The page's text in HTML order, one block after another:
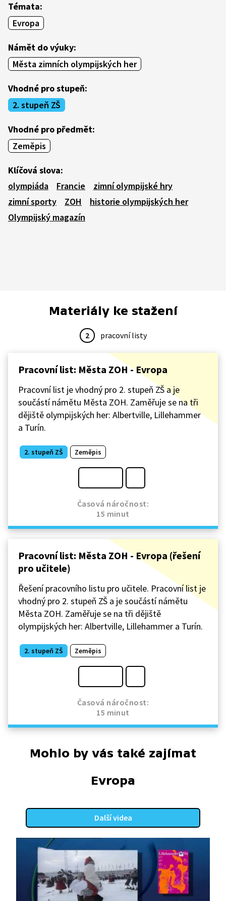
Témata:
Evropa
Námět do výuky:
Města zimních olympijských her
Vhodné pro stupeň:
2. stupeň ZŠ
Vhodné pro předmět:
Zeměpis
Klíčová slova:
olympiáda
Francie
zimní olympijské hry
zimní sporty
ZOH
historie olympijských her
Olympijský magazín
Materiály ke stažení
2 pracovní listy
Pracovní list: Města ZOH - Evropa
Pracovní list je vhodný pro 2. stupeň ZŠ a je
součástí námětu Města ZOH. Zaměřuje se na tři
dějiště olympijských her: Albertville, Lillehammer
a Turín.
2. stupeň ZŠ Zeměpis
Časová náročnost:
15 minut
Pracovní list: Města ZOH - Evropa (řešení
pro učitele)
Řešení pracovního listu pro učitele. Pracovní list je
vhodný pro 2. stupeň ZŠ a je součástí námětu
Města ZOH. Zaměřuje se na tři dějiště
olympijských her: Albertville, Lillehammer a Turín.
2. stupeň ZŠ Zeměpis
Časová náročnost:
15 minut
Mohlo by vás také zajímat
Evropa
Další videa